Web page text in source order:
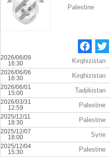
Palestine
2026/06/09
16:30
Kirghizistan
2026/06/06
16:30
Kirghizistan
2026/06/01
15:00
Tadjikistan
2026/03/31
12:59
Palestine
2025/12/11
18:30
Palestine
2025/12/07
18:00
Syrie
2025/12/04
15:30
Palestine